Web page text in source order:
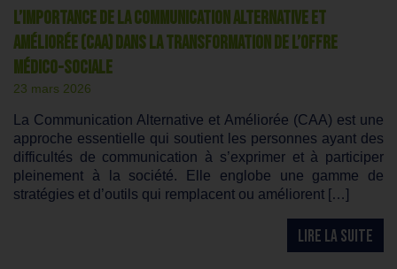
L’Importance de la Communication Alternative et
Améliorée (CAA) dans la Transformation de l’Offre
Médico-Sociale
23 mars 2026
La Communication Alternative et Améliorée (CAA) est une
approche essentielle qui soutient les personnes ayant des
difficultés de communication à s’exprimer et à participer
pleinement à la société. Elle englobe une gamme de
stratégies et d’outils qui remplacent ou améliorent […]
LIRE LA SUITE